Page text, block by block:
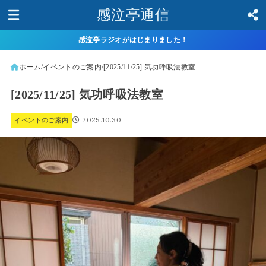
感泣亭通信
感泣亭ラジオがはじまりました！
ホーム イベントのご案内 [2025/11/25] 気功呼吸法教室
[2025/11/25] 気功呼吸法教室
イベントのご案内 2025.10.30